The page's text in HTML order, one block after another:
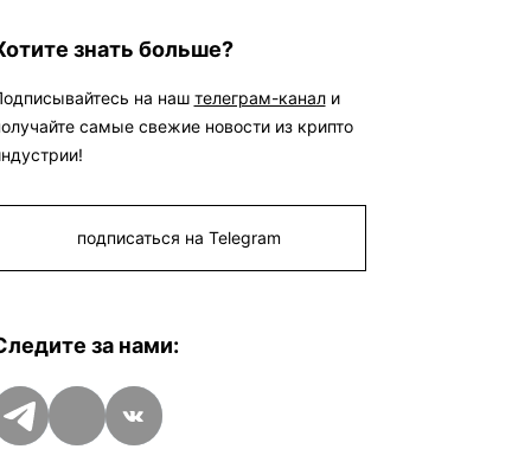
запросы получают даже те участники
быть лицензированы.@SatoshiNews
- главное о крипте Криптокарта |
eSIM |
BingX
знать больше?
на наш телеграм-канали
самые свежие новости из крипто
подписаться на Telegram
за нами:
Telegram
ДзенVK